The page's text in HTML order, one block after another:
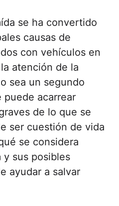
se ha convertido
causas de
con vehículos en
atención de la
sea un segundo
puede acarrear
de lo que se
ser cuestión de vida
se considera
y sus posibles
ayudar a salvar